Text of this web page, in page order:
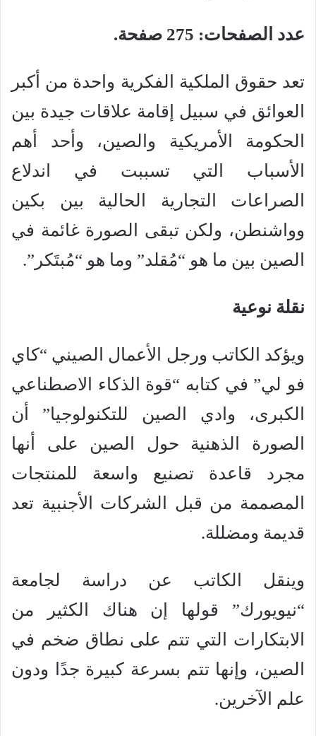
عدد الصفحات: 275 صفحة.
تعد حقوق الملكية الفكرية واحدة من أكبر
العوائق في سبيل إقامة علاقات جيدة بين
الحكومة الأمريكية والصين، وأحد أهم
الأسباب التي تسببت في اندلاع
الصراعات التجارية الحالية بين بكين
وواشنطن، ولكن تبقى الصورة غائمة في
الصين بين ما هو “مُقلد” وما هو “مُبتَكر”.
نقلة نوعية
ويؤكد الكاتب ورجل الأعمال الصيني “كاي
فو لي” في كتابه “قوة الذكاء الاصطناعي
الكبرى، وادي الصين للتكنولوجيا” أن
الصورة الذهنية حول الصين على أنها
مجرد قاعدة تصنيع واسعة للمنتجات
المصممة من قبل الشركات الأجنبية تعد
قديمة ومضللة.
وينقل الكاتب عن دراسة لجامعة
“نيويورك” قولها إن هناك الكثير من
الابتكارات التي تتم على نطاق ضخم في
الصين، وإنها تتم بسرعة كبيرة جدًا ودون
علم الآخرين.